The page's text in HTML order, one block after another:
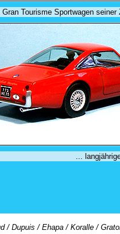
Gran Tourisme Sportwagen
...
/ Dupuis / Ehapa / Koralle /